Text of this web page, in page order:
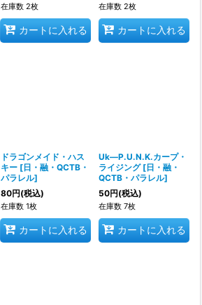
在庫数 2枚
カートに入れる
在庫数 2枚
カートに入れる
ドラゴンメイド・ハス
キー [日・融・QCTB・
パラレル]
80円(税込)
在庫数 1枚
カートに入れる
Uk―P.U.N.K.カープ・
ライジング [日・融・
QCTB・パラレル]
50円(税込)
在庫数 7枚
カートに入れる